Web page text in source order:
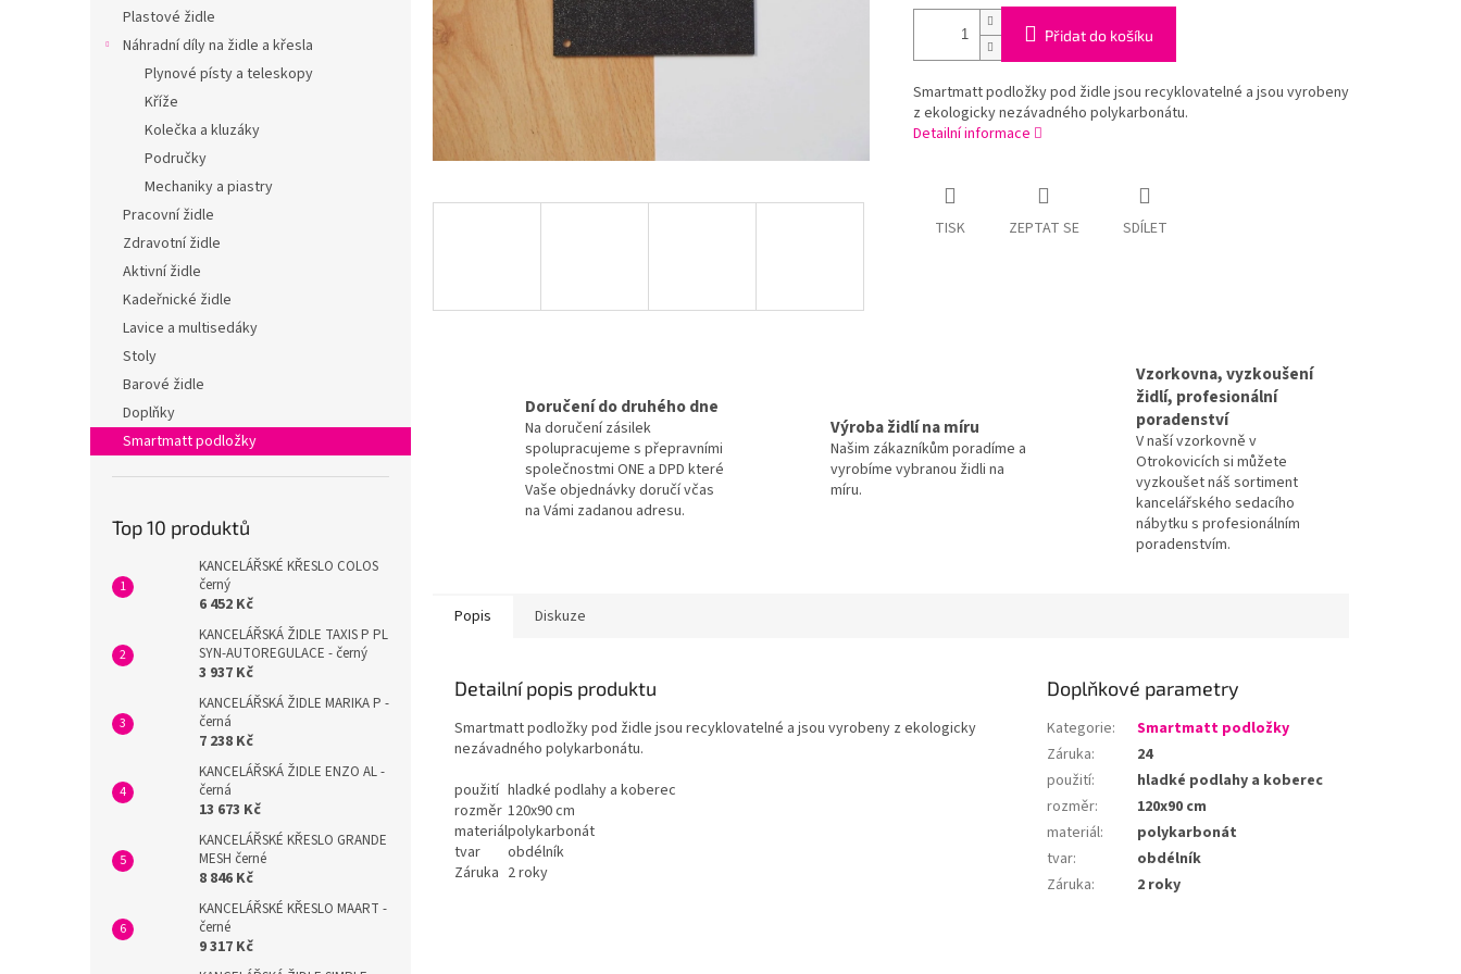
Plastové židle
Náhradní díly na židle a křesla
Plynové písty a teleskopy
Kříže
Kolečka a kluzáky
Područky
Mechaniky a piastry
Pracovní židle
Zdravotní židle
Aktivní židle
Kadeřnické židle
Lavice a multisedáky
Stoly
Barové židle
Doplňky
Smartmatt podložky
Top 10 produktů
KANCELÁŘSKÉ KŘESLO COLOS
černý
6 452 Kč
KANCELÁŘSKÁ ŽIDLE TAXIS P PL
SYN-AUTOREGULACE - černý
3 937 Kč
KANCELÁŘSKÁ ŽIDLE MARIKA P -
černá
7 238 Kč
KANCELÁŘSKÁ ŽIDLE ENZO AL -
černá
13 673 Kč
KANCELÁŘSKÉ KŘESLO GRANDE
MESH černé
8 846 Kč
KANCELÁŘSKÉ KŘESLO MAART -
černé
9 317 Kč
Přidat do košíku
Smartmatt podložky pod židle jsou recyklovatelné a jsou vyrobeny
z ekologicky nezávadného polykarbonátu.
Detailní informace
TISK ZEPTAT SE SDÍLET
Doručení do druhého dne
Na doručení zásilek
spolupracujeme s přepravními
společnostmi ONE a DPD které
Vaše objednávky doručí včas
na Vámi zadanou adresu.
Výroba židlí na míru
Našim zákazníkům poradíme a
vyrobíme vybranou židli na
míru.
Vzorkovna, vyzkoušení
židlí, profesionální
poradenství
V naší vzorkovně v
Otrokovicích si můžete
vyzkoušet náš sortiment
kancelářského sedacího
nábytku s profesionálním
poradenstvím.
Popis Diskuze
Detailní popis produktu
Smartmatt podložky pod židle jsou recyklovatelné a jsou vyrobeny z ekologicky
nezávadného polykarbonátu.
použití hladké podlahy a koberec
rozměr 120x90 cm
materiálpolykarbonát
tvar
obdélník
Záruka 2 roky
Doplňkové parametry
Kategorie:
Smartmatt podložky
Záruka:
24
použití:
hladké podlahy a koberec
rozměr:
120x90 cm
materiál:
polykarbonát
tvar:
obdélník
Záruka: 2 roky